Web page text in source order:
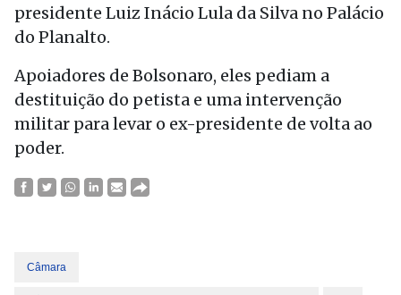
presidente Luiz Inácio Lula da Silva no Palácio
do Planalto.
Apoiadores de Bolsonaro, eles pediam a
destituição do petista e uma intervenção
militar para levar o ex-presidente de volta ao
poder.
Câmara